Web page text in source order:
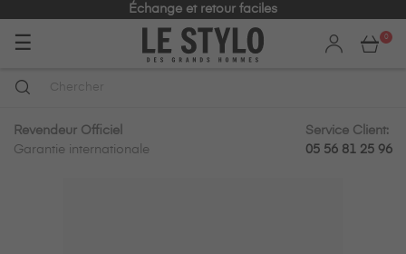
Échange et retour faciles
Basculer
navigation
☰ 0
Revendeur Officiel
Garantie internationale
Service Client:
05 56 81 25 96